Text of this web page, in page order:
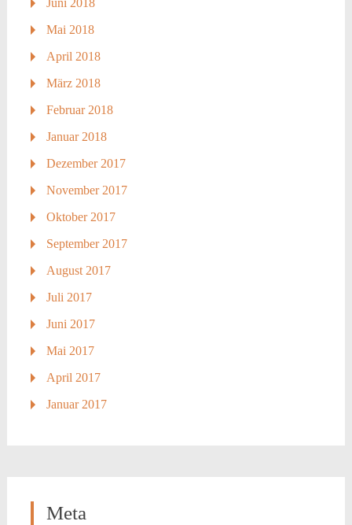
Juni 2018
Mai 2018
April 2018
März 2018
Februar 2018
Januar 2018
Dezember 2017
November 2017
Oktober 2017
September 2017
August 2017
Juli 2017
Juni 2017
Mai 2017
April 2017
Januar 2017
Meta